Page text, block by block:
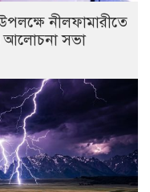
নীলফামারীতে
আলোচনা সভা